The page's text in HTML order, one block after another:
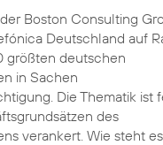
Boston Consulting
Deutschland auf
größten deutschen
in Sachen
Die Thematik ist
des
verankert. Wie steht